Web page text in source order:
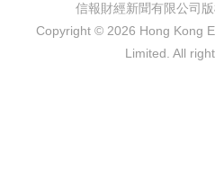
信報財經新聞有限公司版
Copyright © 2026 Hong Kong
Limited. All